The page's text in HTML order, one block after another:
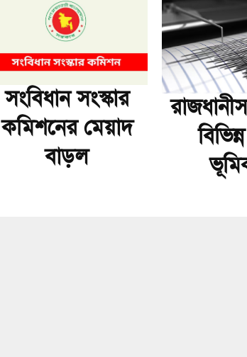
সংবিধান সংস্কার
কমিশনের মেয়াদ
বাড়ল